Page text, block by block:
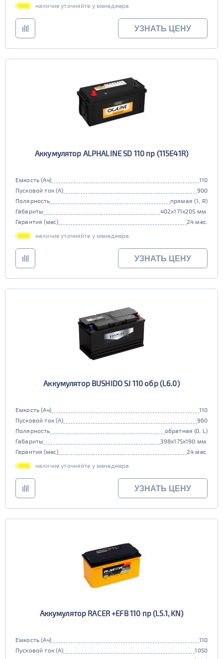
наличие уточняйте у менеджера
УЗНАТЬ ЦЕНУ
Аккумулятор ALPHALINE SD 110 пр (115E41R)
Емкость (Ач)
110
Пусковой ток (А)
900
Полярность
прямая (1, R)
Габариты
402x171x205 мм.
Гарантия (мес)
24 мес.
наличие уточняйте у менеджера
УЗНАТЬ ЦЕНУ
Аккумулятор BUSHIDO SJ 110 обр (L6.0)
Емкость (Ач)
110
Пусковой ток (А)
960
Полярность
обратная (0, L)
Габариты
398x175x190 мм.
Гарантия (мес)
24 мес.
наличие уточняйте у менеджера
УЗНАТЬ ЦЕНУ
Аккумулятор RACER +EFB 110 пр (L5.1, KN)
Емкость (Ач)
110
Пусковой ток (А)
1050